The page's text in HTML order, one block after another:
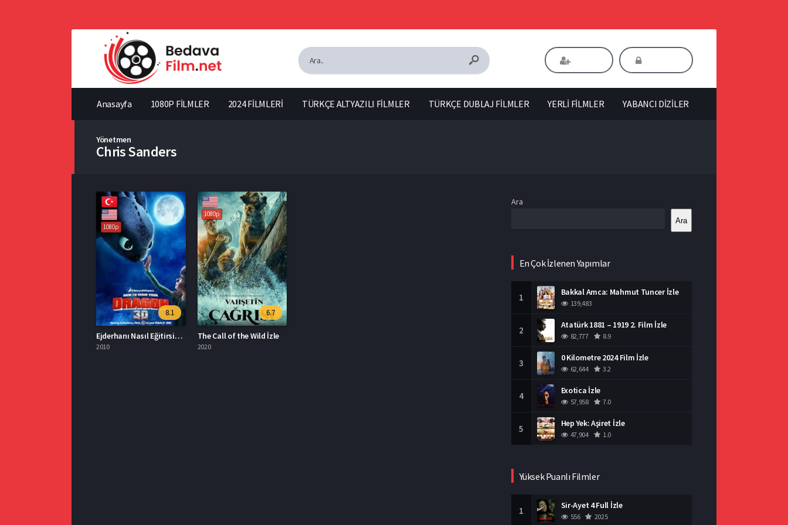
Anasayfa 1080P FİLMLER 2024 FİLMLERİ TÜRKÇE ALTYAZILI FİLMLER TÜRKÇE DUBLAJ FİLMLER YERLİ FİLMLER YABANCI DİZİLER
Yönetmen
Chris Sanders
1080p
8.1
Ejderhanı Nasıl Eğitirsin 1 Türkçe Dublaj İzle
2010
1080p
6.7
The Call of the Wild İzle
2020
Ara
Ara
En Çok İzlenen Yapımlar
1 Bakkal Amca: Mahmut Tuncer İzle
139,483
2 Atatürk 1881 – 1919 2. Film İzle
82,777 8.9
3 0 Kilometre 2024 Film İzle
62,644 3.2
4 Exotica İzle
57,958 7.0
5 Hep Yek: Aşiret İzle
47,904 1.0
Yüksek Puanlı Filmler
1 Sir-Ayet 4 Full İzle
556 2025